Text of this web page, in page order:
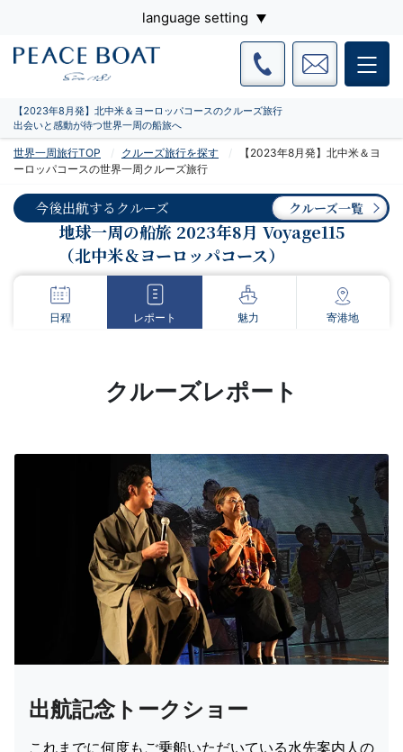
language setting
【2023年8月発】北中米＆ヨーロッパコースのクルーズ旅行
出会いと感動が待つ世界一周の船旅へ
世界一周旅行TOP クルーズ旅行を探す
【2023年8月発】北中米＆ヨ
ーロッパコースの世界一周クルーズ旅行
今後出航するクルーズ クルーズ一覧
地球一周の船旅 2023年8月 Voyage115
（北中米＆ヨーロッパコース）
日程 レポート 魅力 寄港地
クルーズレポート
出航記念トークショー
これまでに何度もご乗船いただいている水先案内人の